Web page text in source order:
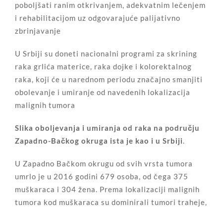
poboljšati ranim otkrivanjem, adekvatnim lečenjem
i rehabilitacijom uz odgovarajuće palijativno
zbrinjavanje
U Srbiji su doneti nacionalni programi za skrining
raka grlića materice, raka dojke i kolorektalnog
raka, koji će u narednom periodu značajno smanjiti
obolevanje i umiranje od navedenih lokalizacija
malignih tumora
Slika oboljevanja i umiranja od raka na području
Zapadno-Bačkog okruga ista je kao i u Srbiji.
U Zapadno Bačkom okrugu od svih vrsta tumora
umrlo je u 2016 godini 679 osoba, od čega 375
muškaraca i 304 žena. Prema lokalizaciji malignih
tumora kod muškaraca su dominirali tumori traheje,